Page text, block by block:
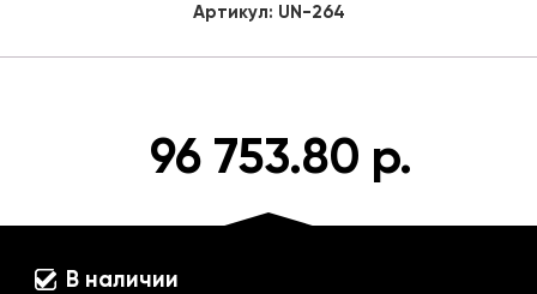
Артикул: UN-264
96 753.80 р.
В наличии